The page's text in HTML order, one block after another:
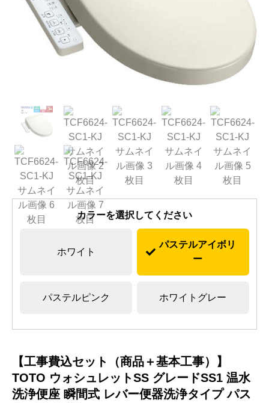
カラーを選択してください
ホワイト
パステルアイボリ
ー
パステルピンク ホワイトグレー
【工事費込セット（商品＋基本工事）】
TOTO ウォシュレットSS グレードSS1 温水
洗浄便座 瞬間式 レバー便器洗浄タイプ パス